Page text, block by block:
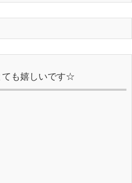
ても嬉しいです☆